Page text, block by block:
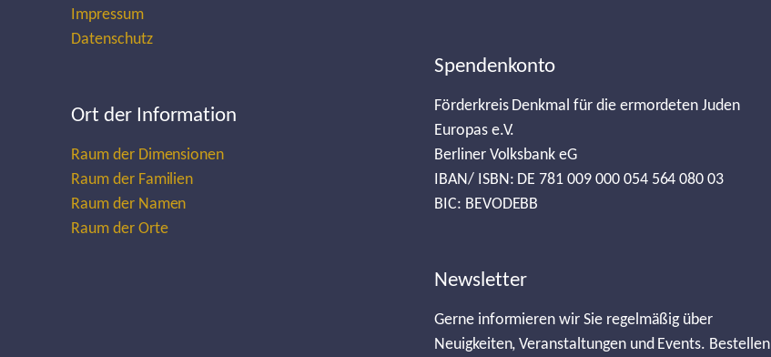
Impressum
Datenschutz
Ort der Information
Raum der Dimensionen
Raum der Familien
Raum der Namen
Raum der Orte
Spendenkonto
Förderkreis Denkmal für die ermordeten Juden
Europas e.V.
Berliner Volksbank eG
IBAN/ ISBN: DE 781 009 000 054 564 080 03
BIC: BEVODEBB
Newsletter
Gerne informieren wir Sie regelmäßig über
Neuigkeiten, Veranstaltungen und Events. Bestellen